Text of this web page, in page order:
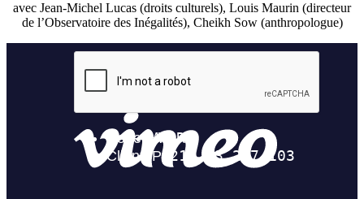
avec Jean-Michel Lucas (droits culturels), Louis Maurin (directeur
de l’Observatoire des Inégalités), Cheikh Sow (anthropologue)